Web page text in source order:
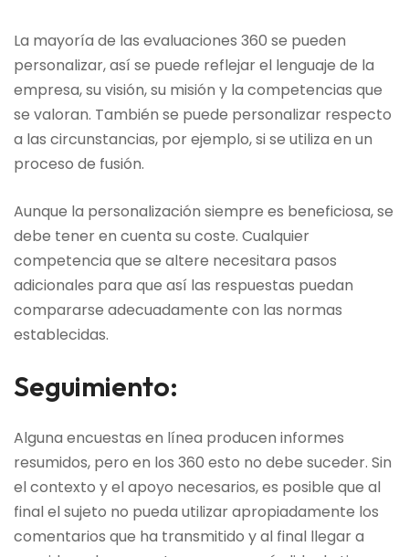
La mayoría de las evaluaciones 360 se pueden
personalizar, así se puede reflejar el lenguaje de la
empresa, su visión, su misión y la competencias que
se valoran. También se puede personalizar respecto
a las circunstancias, por ejemplo, si se utiliza en un
proceso de fusión.
Aunque la personalización siempre es beneficiosa, se
debe tener en cuenta su coste. Cualquier
competencia que se altere necesitara pasos
adicionales para que así las respuestas puedan
compararse adecuadamente con las normas
establecidas.
Seguimiento:
Alguna encuestas en línea producen informes
resumidos, pero en los 360 esto no debe suceder. Sin
el contexto y el apoyo necesarios, es posible que al
final el sujeto no pueda utilizar apropiadamente los
comentarios que ha transmitido y al final llegar a